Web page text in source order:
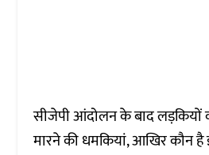
सीजेपी आंदोलन के बाद
मारने की धमकियां, आखिर कौन